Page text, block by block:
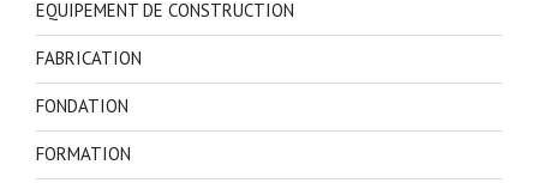
EQUIPEMENT DE CONSTRUCTION
FABRICATION
FONDATION
FORMATION